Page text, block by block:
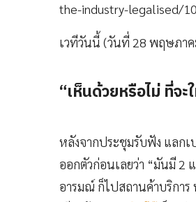
the-industry-legalised/
เวทีวันนี้ (วันที่ 28 พฤษภาค
“เห็นด้วยหรือไม่ ที่จ
หลังจากประชุมรับฟัง แลก
ออกตัวก่อนเลยว่า “มันมี 2
อารมณ์ ก็ไปสถานค้าบริกา